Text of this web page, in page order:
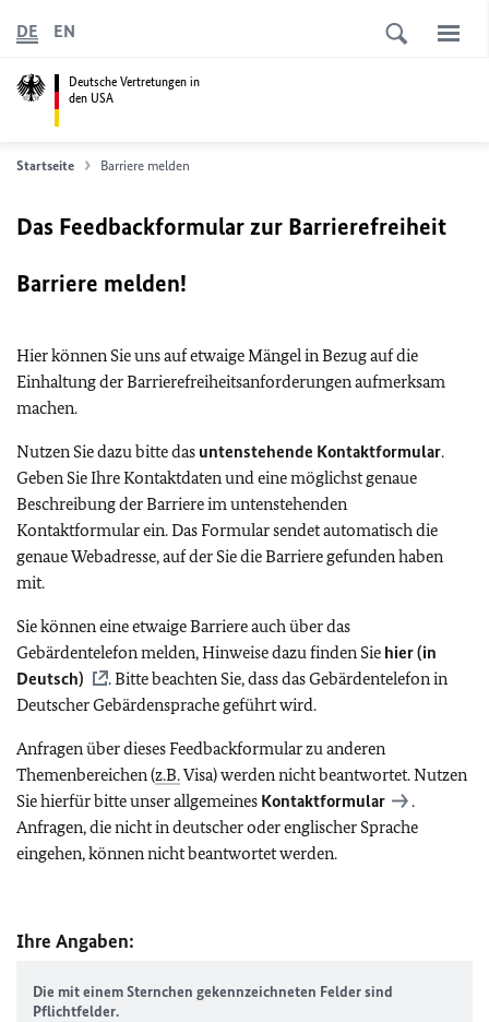
Deutsche Vertretungen in
den USA
DE EN
Startseite Barriere melden
Das Feedbackformular zur Barrierefreiheit
Barriere melden!
Hier können Sie uns auf etwaige Mängel in Bezug auf die
Einhaltung der Barrierefreiheitsanforderungen aufmerksam
machen.
Nutzen Sie dazu bitte das untenstehende Kontaktformular.
Geben Sie Ihre Kontaktdaten und eine möglichst genaue
Beschreibung der Barriere im untenstehenden
Kontaktformular ein. Das Formular sendet automatisch die
genaue Webadresse, auf der Sie die Barriere gefunden haben
mit.
Sie können eine etwaige Barriere auch über das
Gebärdentelefon melden, Hinweise dazu finden Sie hier (in
Deutsch)
. Bitte beachten Sie, dass das Gebärdentelefon in
Deutscher Gebärdensprache geführt wird.
Anfragen über dieses Feedbackformular zu anderen
Themenbereichen (z.B.Visa) werden nicht beantwortet. Nutzen
Sie hierfür bitte unser allgemeines Kontaktformular
.
Anfragen, die nicht in deutscher oder englischer Sprache
eingehen, können nicht beantwortet werden.
Ihre Angaben:
Die mit einem Sternchen gekennzeichneten Felder sind
Pflichtfelder.